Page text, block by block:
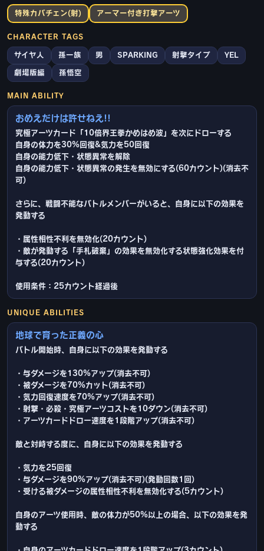
特殊カバチェン(射) アーマー付き打撃アーツ
CHARACTER TAGS
サイヤ人 孫一族 男 SPARKING 射撃タイプ YEL
劇場版編 孫悟空
MAIN ABILITY
おめえだけは許せねえ!!
究極アーツカード「10倍界王拳かめはめ波」を次にドローする
自身の体力を30%回復&気力を50回復
自身の能力低下・状態異常を解除
自身の能力低下・状態異常の発生を無効にする(60カウント)(消去不
可)
さらに、戦闘不能なバトルメンバーがいると、自身に以下の効果を
発動する
・属性相性不利を無効化(20カウント)
・敵が発動する「手札破棄」の効果を無効化する状態強化効果を付
与する(20カウント)
使用条件：25カウント経過後
UNIQUE ABILITIES
地球で育った正義の心
バトル開始時、自身に以下の効果を発動する
・与ダメージを130%アップ(消去不可)
・被ダメージを70%カット(消去不可)
・気力回復速度を70%アップ(消去不可)
・射撃・必殺・究極アーツコストを10ダウン(消去不可)
・アーツカードドロー速度を1段階アップ(消去不可)
敵と対峙する度に、自身に以下の効果を発動する
・気力を25回復
・与ダメージを90%アップ(消去不可)(発動回数1回)
・受ける被ダメージの属性相性不利を無効化する(5カウント)
自身のアーツ使用時、敵の体力が50%以上の場合、以下の効果を発
動する